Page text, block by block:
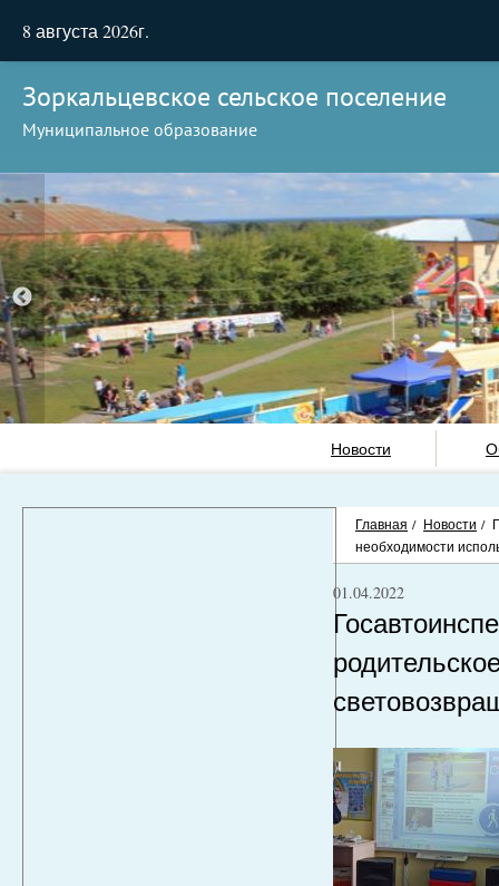
8 августа 2026г.
Зоркальцевское сельское поселение
Муниципальное образование
Новости
Главная / Новости /
необходимости
01.04.2022